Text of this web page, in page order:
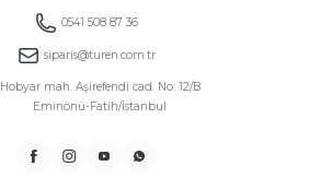
0541 508 87 36
siparis@turen.com.tr
Hobyar mah. Aşirefendi cad. No: 12/B
Eminönü-Fatih/İstanbul